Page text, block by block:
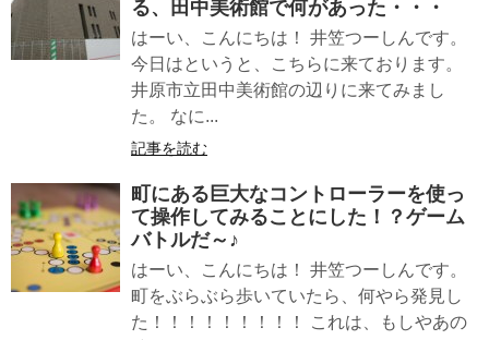
る、田中美術館で何があった・・・
はーい、こんにちは！ 井笠つーしんです。
今日はというと、こちらに来ております。
井原市立田中美術館の辺りに来てみまし
た。 なに...
記事を読む
町にある巨大なコントローラーを使っ
て操作してみることにした！？ゲーム
バトルだ～♪
はーい、こんにちは！ 井笠つーしんです。
町をぶらぶら歩いていたら、何やら発見し
た！！！！！！！！！ これは、もしやあの